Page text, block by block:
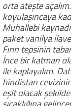
orta ateşte
koyulaşıncaya
Muhallebi
paket vanilya
Fırın tepsinin
İnce bir katman
ile kaplayalım.
hindistan
eşit olacak